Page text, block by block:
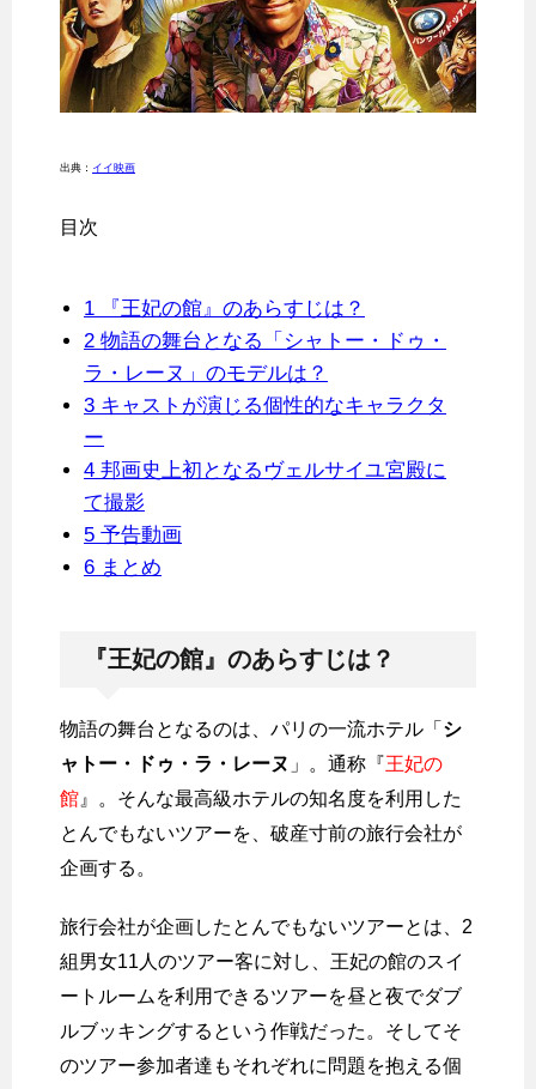
出典： イイ映画
目次
1 『王妃の館』のあらすじは？
2 物語の舞台となる「シャトー・ドゥ・
ラ・レーヌ」のモデルは？
3 キャストが演じる個性的なキャラクタ
ー
4 邦画史上初となるヴェルサイユ宮殿に
て撮影
5 予告動画
6 まとめ
『王妃の館』のあらすじは？
物語の舞台となるのは、パリの一流ホテル「 シ
ャトー・ドゥ・ラ・レーヌ 」。通称『王妃の
館』。そんな最高級ホテルの知名度を利用した
とんでもないツアーを、破産寸前の旅行会社が
企画する。
旅行会社が企画したとんでもないツアーとは、2
組男女11人のツアー客に対し、王妃の館のスイ
ートルームを利用できるツアーを昼と夜でダブ
ルブッキングするという作戦だった。そしてそ
のツアー参加者達もそれぞれに問題を抱える個